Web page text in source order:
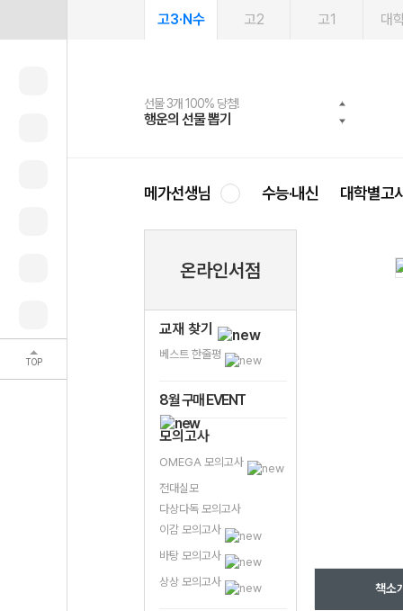
TOP
고3·N수 고2 고1 대
선물 3개 100% 당첨!
행운의 선물 뽑기
선물 100% 증정!
메가스터디 X 올리브
여름방학 스터디 캐시백
메가런 썸머스쿨
2027 러셀 단과
강사 공개선발
스마트러닝앱
설문 EVENT
메가패스
3일 무료 체험권
메가패스 수강생 무료혜택!
메가클럽 멤버십
사회공헌 캠페인
희망이룸 메가나눔
메가선생님 수능·내신 대학별고
온라인서점
교재 찾기
베스트 한줄평
8월 구매 EVENT
모의고사
OMEGA 모의고사
전대실모
다상다독 모의고사
이감 모의고사
바탕 모의고사
상상 모의고사
책소